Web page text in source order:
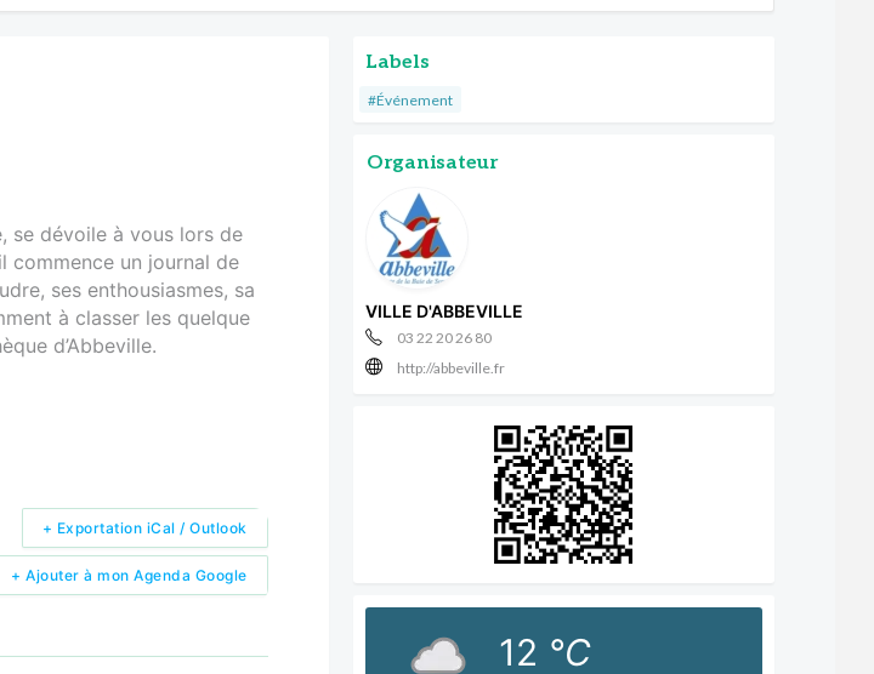
se dévoile à vous lors de
commence un journal de
ses enthousiasmes, sa
à classer les quelque
d’Abbeville.
+ Ajouter à mon Agenda Google
+ Exportation iCal / Outlook
Labels
#Événement
Organisateur
VILLE D'ABBEVILLE
03 22 20 26 80
http://abbeville.fr
12 °C